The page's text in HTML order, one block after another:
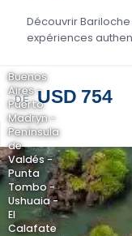
Découvrir
expériences
DE USD 754
Buenos
Aires -
Puerto
Madryn -
Península
de
Valdés -
Punta
Tombo -
Ushuaia -
El
Calafate